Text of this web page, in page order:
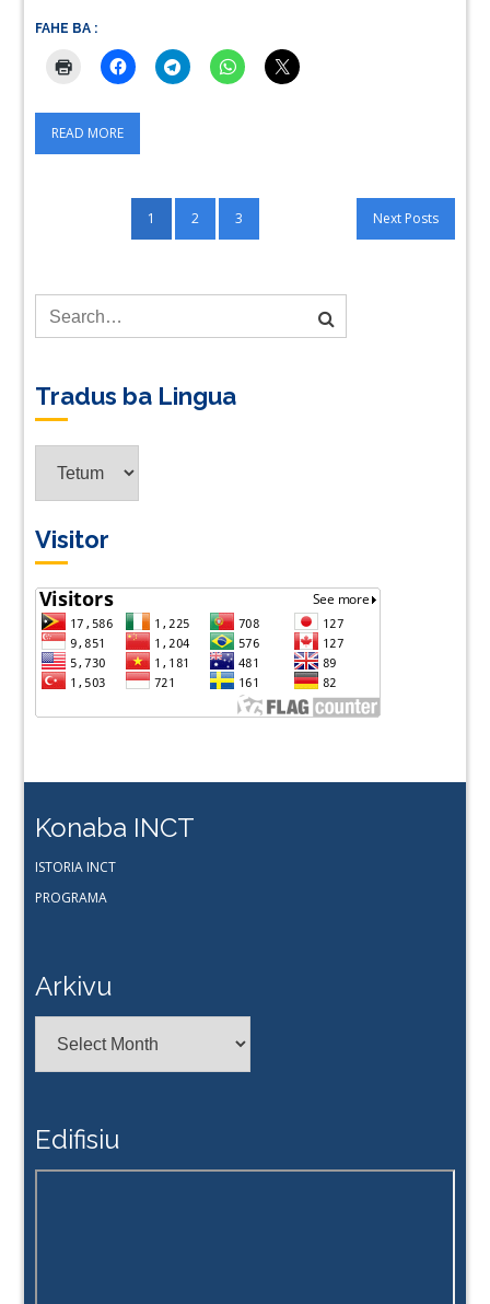
FAHE BA :
READ MORE
pagination
1 2 3 Next Posts
Tradus ba Lingua
Visitor
Konaba INCT
ISTORIA INCT
PROGRAMA
Arkivu
Edifisiu